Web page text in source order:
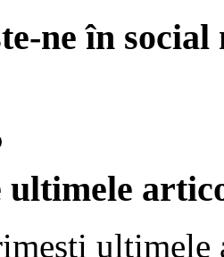
ne în social
ultimele